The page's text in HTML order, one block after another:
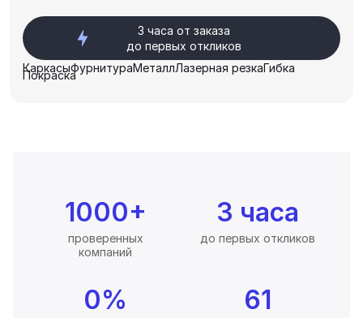
КаркасыФурнитураМеталлЛазерная резкаГибка
Покраска
3 часа от заказа
до первых откликов
1000+
проверенных
компаний
3 часа
до первых откликов
0% 61